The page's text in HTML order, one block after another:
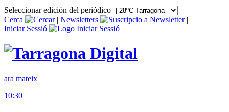
Seleccionar edición del periódico
Cerca
| Newsletters
|
Iniciar Sessió
ara mateix
10:30